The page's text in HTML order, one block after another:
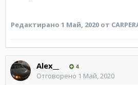
Редактирано 1 Май, 2020 от
Alex__ 4
Отговорено 1 Май, 2020